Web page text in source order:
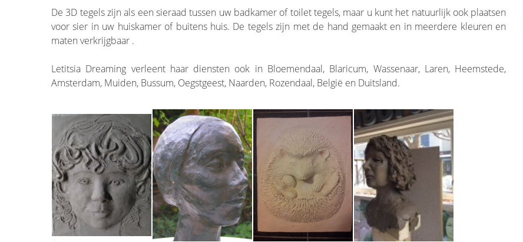
De 3D tegels zijn als een sieraad tussen uw badkamer of toilet tegels, maar u kunt het natuurlijk ook plaatsen
voor sier in uw huiskamer of buitens huis. De tegels zijn met de hand gemaakt en in meerdere kleuren en
maten verkrijgbaar .
Letitsia Dreaming verleent haar diensten ook in Bloemendaal, Blaricum, Wassenaar, Laren, Heemstede,
Amsterdam, Muiden, Bussum, Oegstgeest, Naarden, Rozendaal, België en Duitsland.